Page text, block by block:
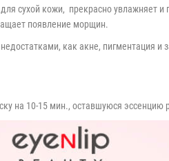
сухой кожи, прекрасно увлажняет
появление морщин.
как акне, пигментация
на 10-15 мин., оставшуюся эссенцию